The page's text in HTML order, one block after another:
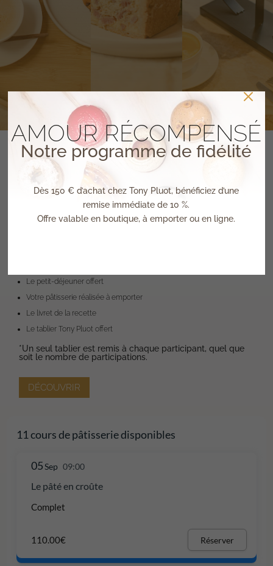
LES COURS DE PÂTISSERIE
DU CHEF
Le petit-déjeuner offert
Votre pâtisserie réalisée à emporter
Le livret de la recette
Le tablier Tony Pluot offert
*Un seultablier est remis à chaque participant, quel que
soit le nombre de participations.
DÉCOUVRIR
11 cours de pâtisserie disponibles
05Sep 09:00
Le pâté en croûte
Complet
110.00€ Réserver
AMOUR RÉCOMPENSÉ
Notre programme de fidélité
Dès 150 € d’achat chez Tony Pluot, bénéficiez d’une
remise immédiate de 10 %.
Offre valable en boutique, à emporter ou en ligne.